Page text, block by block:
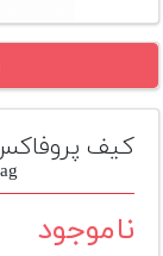
پلاس
افزودن
دست
دوم
کیف
ناموجود